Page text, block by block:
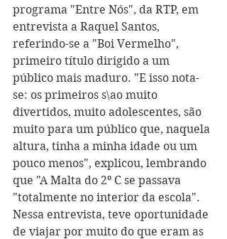
programa "Entre Nós", da RTP, em
entrevista a Raquel Santos,
referindo-se a "Boi Vermelho",
primeiro título dirigido a um
público mais maduro. "E isso nota-
se: os primeiros s\ao muito
divertidos, muito adolescentes, são
muito para um público que, naquela
altura, tinha a minha idade ou um
pouco menos", explicou, lembrando
que "A Malta do 2º C se passava
"totalmente no interior da escola".
Nessa entrevista, teve oportunidade
de viajar por muito do que eram as